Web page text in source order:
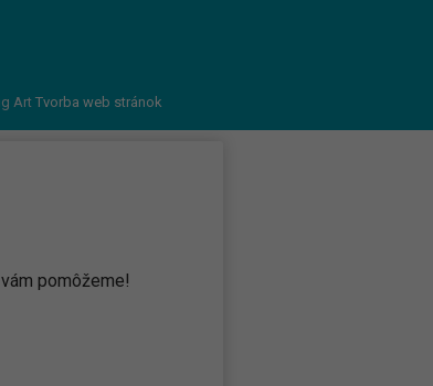
Art Tvorba web stránok
pomôžeme!